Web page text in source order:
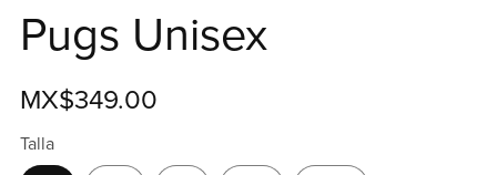
Pugs Unisex
MX$349.00
Talla